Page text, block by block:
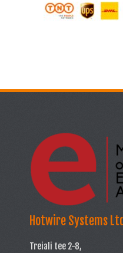
Hotwire Systems Ltd
Treiali tee 2-8,